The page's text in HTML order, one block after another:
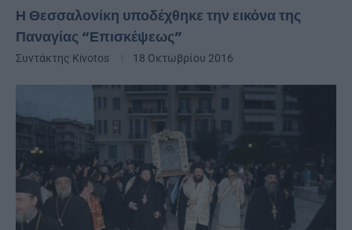
Η Θεσσαλονίκη υποδέχθηκε την εικόνα της
Παναγίας “Επισκέψεως”
Συντάκτης Kivotos 18 Οκτωβρίου 2016